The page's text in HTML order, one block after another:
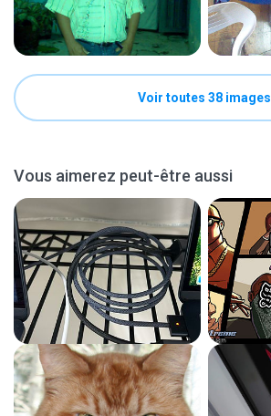
Voir toutes 38 images
Vous aimerez peut-être aussi